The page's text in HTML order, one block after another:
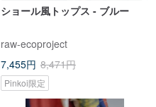
ショール風トップス - ブルー
raw-ecoproject
7,455円 8,471円
Pinkoi限定